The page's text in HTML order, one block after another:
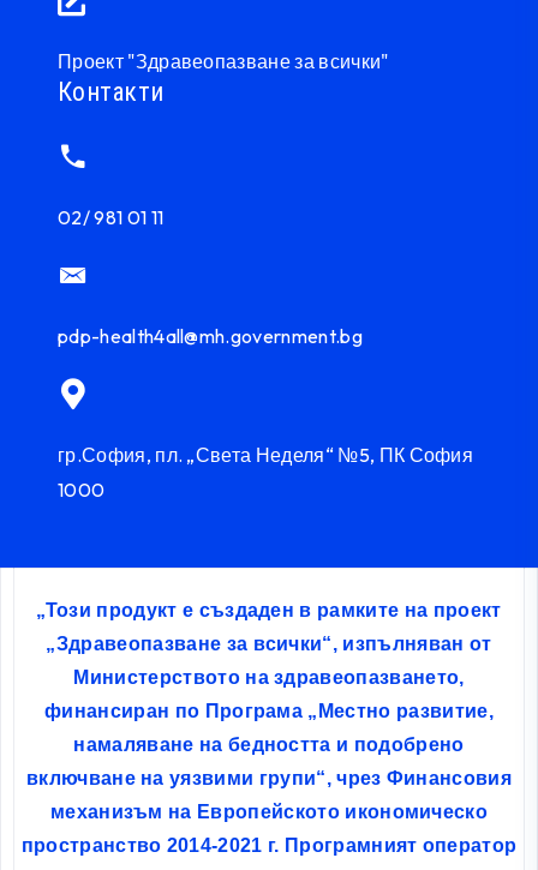
Проект "Здравеопазване за всички"
Контакти
02/ 981 01 11
pdp-health4all@mh.government.bg
гр.София, пл. „Света Неделя“ №5, ПК София
1000
„Този продукт е създаден в рамките на проект
„Здравеопазване за всички“, изпълняван от
Министерството на здравеопазването,
финансиран по Програма „Местно развитие,
намаляване на бедността и подобрено
включване на уязвими групи“, чрез Финансовия
механизъм на Европейското икономическо
пространство 2014-2021 г. Програмният оператор